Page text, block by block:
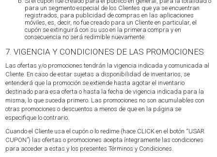
para un segmento especial de los Clientes que ya se encuentran
registrados, para publicidad de compras en las aplicaciones
móviles, es, decir, no fue creado para un Cliente en particular, el
cupón se extinguirá con su uso en la primera compra y en
consecuencia no será redimible nuevamente.
7. VIGENCIA Y CONDICIONES DE LAS PROMOCIONES
Las ofertas y/o promociones tendrán la vigencia indicada y comunicada al
Cliente. En caso de estar sujetas a disponibilidad de inventarios, se
entenderá que la promoción se extiende hasta agotar el inventario
destinado para esa oferta o hasta la fecha de vigencia indicada para la
misma, lo que suceda primero. Las promociones no son acumulables con
otras promociones o descuentos a menos de que en la página se
especifique lo contrario.
Cuando el Cliente usa el cupón o lo redime (hace CLICK en el botón “USAR
CUPON”) las ofertas o promociones acepta íntegramente las condiciones
para acceder a estas y los presentes Términos y Condiciones.